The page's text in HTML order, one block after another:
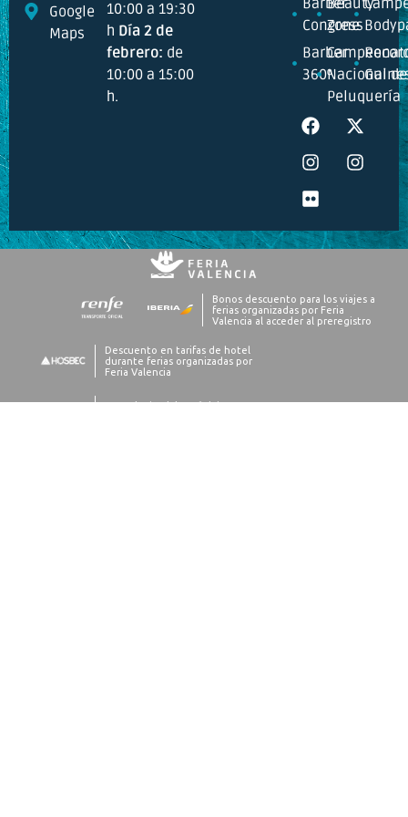
Google
Maps
10:00 a 19:30
h Día 2 de
febrero: de
10:00 a 15:00
h.
Congress
Barber
360º
Zone
Nacional de
Peluquería